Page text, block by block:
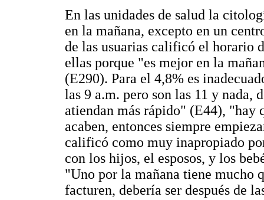
En las unidades de salud la
en la mañana, excepto en un
de las usuarias calificó el horario
ellas porque "es mejor en la
(E290). Para el 4,8% es
las 9 a.m. pero son las 11 y nada,
atiendan más rápido" (E44), "hay
acaben, entonces siempre
calificó como muy inapropiado
con los hijos, el esposos, y los
"Uno por la mañana tiene mucho
facturen, debería ser después de